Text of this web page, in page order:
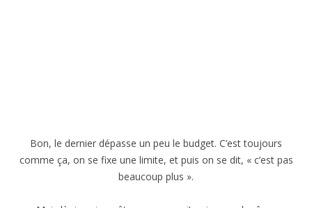
Bon, le dernier dépasse un peu le budget. C’est toujours
comme ça, on se fixe une limite, et puis on se dit, « c’est pas
beaucoup plus ».